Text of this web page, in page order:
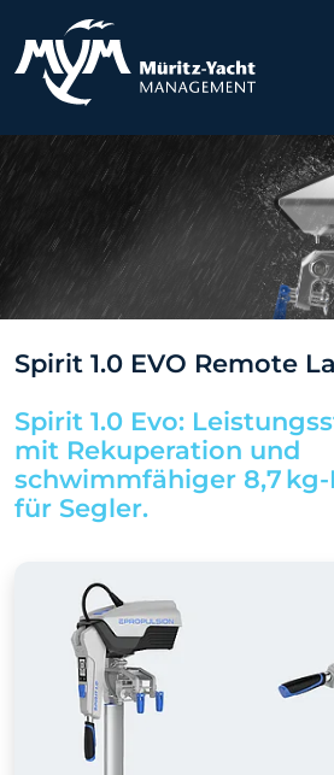
Spirit 1.0 EVO Remote
Spirit 1.0 Evo:
mit Rekuperation und
schwimmfähiger 8,7
für Segler.